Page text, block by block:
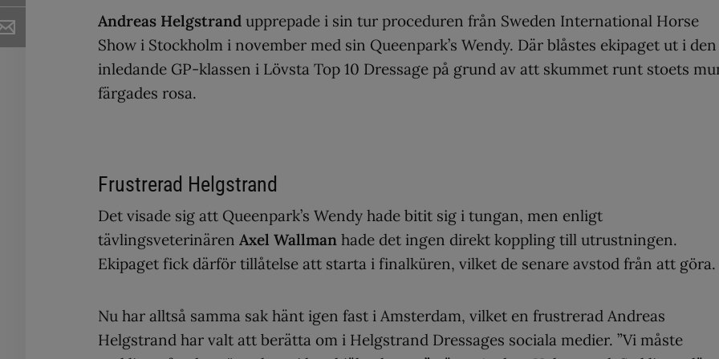
Andreas Helgstrand upprepade i sin tur proceduren från Sweden International Horse
Show i Stockholm i november med sin Queenpark’s Wendy. Där blåstes ekipaget ut i den
inledande GP-klassen i Lövsta Top 10 Dressage på grund av att skummet runt stoets
färgades rosa.
Frustrerad Helgstrand
Det visade sig att Queenpark’s Wendy hade bitit sig i tungan, men enligt
tävlingsveterinären Axel Wallman hade det ingen direkt koppling till utrustningen.
Ekipaget fick därför tillåtelse att starta i finalküren, vilket de senare avstod från att göra.
Nu har alltså samma sak hänt igen fast i Amsterdam, vilket en frustrerad Andreas
Helgstrand har valt att berätta om i Helgstrand Dressages sociala medier. ”Vi måste